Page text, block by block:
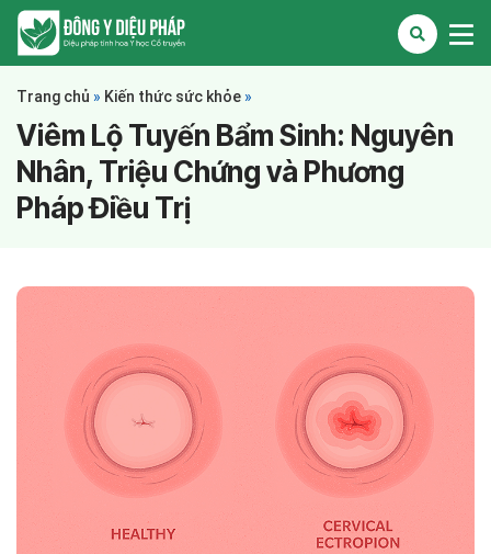
Trang chủ » Kiến thức sức khỏe »
Viêm Lộ Tuyến Bẩm Sinh: Nguyên
Nhân, Triệu Chứng và Phương
Pháp Điều Trị